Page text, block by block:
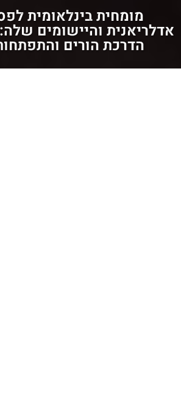
מומחית בינלאומית
אדלריאנית והיישומים
הדרכת הורים